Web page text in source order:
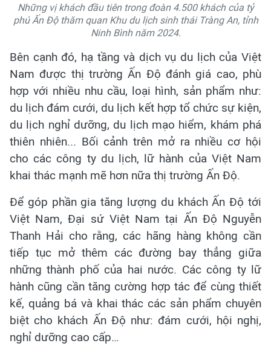
Những vị khách đầu tiên trong đoàn 4.500 khách của tỷ
phú Ấn Độ thăm quan Khu du lịch sinh thái Tràng An, tỉnh
Ninh Bình năm 2024.
Bên cạnh đó, hạ tầng và dịch vụ du lịch của Việt
Nam được thị trường Ấn Độ đánh giá cao, phù
hợp với nhiều nhu cầu, loại hình, sản phẩm như:
du lịch đám cưới, du lịch kết hợp tổ chức sự kiện,
du lịch nghỉ dưỡng, du lịch mạo hiểm, khám phá
thiên nhiên... Bối cảnh trên mở ra nhiều cơ hội
cho các công ty du lịch, lữ hành của Việt Nam
khai thác mạnh mẽ hơn nữa thị trường Ấn Độ.
Để góp phần gia tăng lượng du khách Ấn Độ tới
Việt Nam, Đại sứ Việt Nam tại Ấn Độ Nguyễn
Thanh Hải cho rằng, các hãng hàng không cần
tiếp tục mở thêm các đường bay thẳng giữa
những thành phố của hai nước. Các công ty lữ
hành cũng cần tăng cường hợp tác để cùng thiết
kế, quảng bá và khai thác các sản phẩm chuyên
biệt cho khách Ấn Độ như: đám cưới, hội nghị,
nghỉ dưỡng cao cấp…